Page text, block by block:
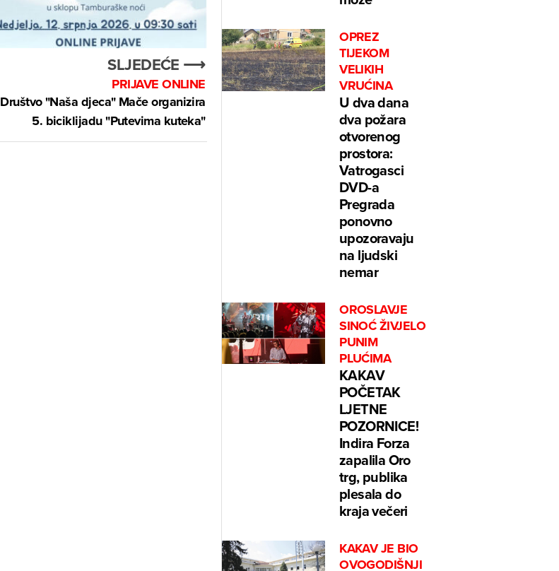
SLJEDEĆE ⟶
PRIJAVE ONLINE
Društvo "Naša djeca" Mače organizira
5. biciklijadu "Putevima kuteka"
OPREZ
TIJEKOM
VELIKIH
VRUĆINA
U dva dana
dva požara
otvorenog
prostora:
Vatrogasci
DVD-a
Pregrada
ponovno
upozoravaju
na ljudski
nemar
OROSLAVJE
SINOĆ ŽIVJELO
PUNIM
PLUĆIMA
KAKAV
POČETAK
LJETNE
POZORNICE!
Indira Forza
zapalila Oro
trg, publika
plesala do
kraja večeri
KAKAV JE BIO
OVOGODIŠNJI